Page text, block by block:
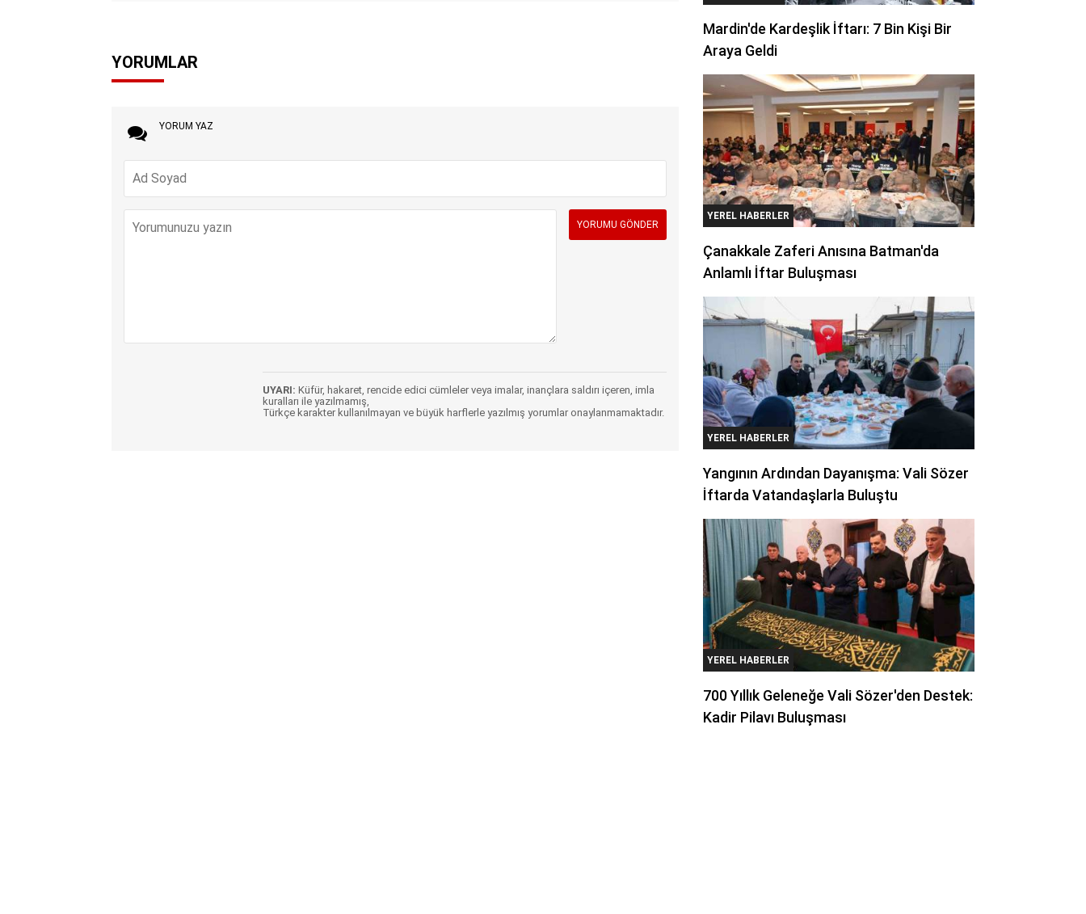
YORUMLAR
YORUM YAZ
UYARI: Küfür, hakaret, rencide edici cümleler veya imalar, inançlara saldırı içeren, imla
kuralları ile yazılmamış,
Türkçe karakter kullanılmayan ve büyük harflerle yazılmış yorumlar onaylanmamaktadır.
Mardin'de Kardeşlik İftarı: 7 Bin Kişi Bir
Araya Geldi
YEREL HABERLER
Çanakkale Zaferi Anısına Batman'da
Anlamlı İftar Buluşması
YEREL HABERLER
Yangının Ardından Dayanışma: Vali Sözer
İftarda Vatandaşlarla Buluştu
YEREL HABERLER
700 Yıllık Geleneğe Vali Sözer'den Destek:
Kadir Pilavı Buluşması